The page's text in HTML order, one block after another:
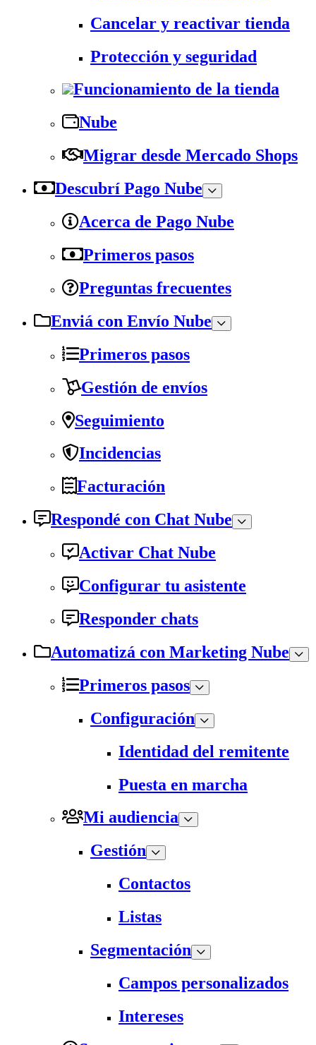
Cancelar y reactivar tienda
Protección y seguridad
Funcionamiento de la tienda
Nube
Migrar desde Mercado Shops
Descubrí Pago Nube
Acerca de Pago Nube
Primeros pasos
Preguntas frecuentes
Enviá con Envío Nube
Primeros pasos
Gestión de envíos
Seguimiento
Incidencias
Facturación
Respondé con Chat Nube
Activar Chat Nube
Configurar tu asistente
Responder chats
Automatizá con Marketing Nube
Primeros pasos
Configuración
Identidad del remitente
Puesta en marcha
Mi audiencia
Gestión
Contactos
Listas
Segmentación
Campos personalizados
Intereses